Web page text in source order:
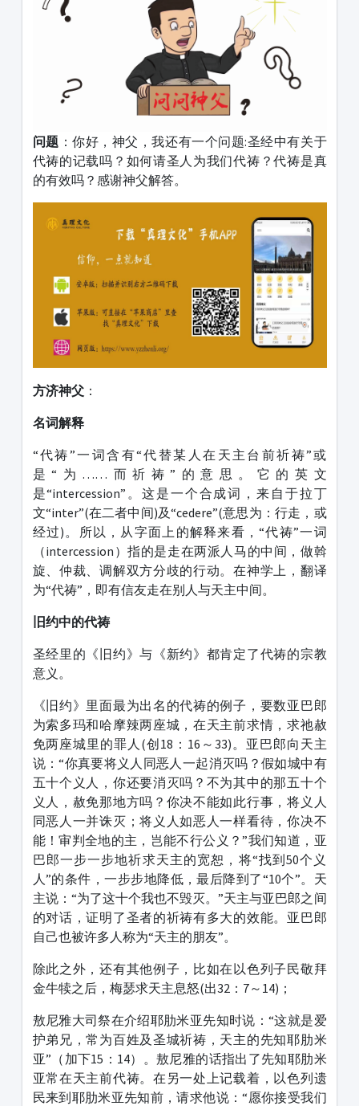
问题 ：你好，神父，我还有一个问题:圣经中有关于
代祷的记载吗？如何请圣人为我们代祷？代祷是真
的有效吗？感谢神父解答。
方济神父：
名词解释
“代祷”一词含有“代替某人在天主台前祈祷”或
是“为……而祈祷”的意思。它的英文
是“intercession”。这是一个合成词，来自于拉丁
文“inter”(在二者中间)及“cedere”(意思为：行走，或
经过)。所以，从字面上的解释来看，“代祷”一词
（intercession）指的是走在两派人马的中间，做斡
旋、仲裁、调解双方分歧的行动。在神学上，翻译
为“代祷”，即有信友走在别人与天主中间。
旧约中的代祷
圣经里的《旧约》与《新约》都肯定了代祷的宗教
意义。
《旧约》里面最为出名的代祷的例子，要数亚巴郎
为索多玛和哈摩辣两座城，在天主前求情，求祂赦
免两座城里的罪人(创18：16～33)。亚巴郎向天主
说：“你真要将义人同恶人一起消灭吗？假如城中有
五十个义人，你还要消灭吗？不为其中的那五十个
义人，赦免那地方吗？你决不能如此行事，将义人
同恶人一并诛灭；将义人如恶人一样看待，你决不
能！审判全地的主，岂能不行公义？”我们知道，亚
巴郎一步一步地祈求天主的宽恕，将“找到50个义
人”的条件，一步步地降低，最后降到了“10个”。天
主说：“为了这十个我也不毁灭。”天主与亚巴郎之间
的对话，证明了圣者的祈祷有多大的效能。亚巴郎
自己也被许多人称为“天主的朋友”。
除此之外，还有其他例子，比如在以色列子民敬拜
金牛犊之后，梅瑟求天主息怒(出32：7～14)；
敖尼雅大司祭在介绍耶肋米亚先知时说：“这就是爱
护弟兄，常为百姓及圣城祈祷，天主的先知耶肋米
亚”（加下15：14）。敖尼雅的话指出了先知耶肋米
亚常在天主前代祷。在另一处上记载着，以色列遗
民来到耶肋米亚先知前，请求他说：“愿你接受我们